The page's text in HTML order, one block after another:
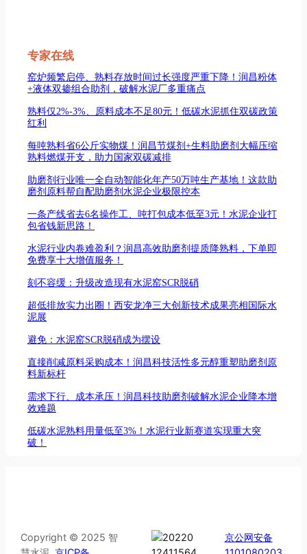
专家在线
窑炉频繁启停、熟料存放时间过长强度严重下降！润昌粉体
+液体双掺组合助剂，破解水泥厂多重痛点
熟料仅2%-3%、原料成本不足80元！低碳水泥抓住双碳政策
红利
每吨熟料省6公斤实物煤！润昌节煤剂+生料助磨剂大幅压缩
熟料燃煤开支，助力国家双碳减排
助磨剂行业唯一全自动智能化年产50万吨生产基地！这款助
磨剂原料帮自配助磨剂水泥企业极限控本
一条产线省去6名操作工、吨打包成本低至3元！水泥企业打
包省钱新思路！
水泥行业内卷难盈利？润昌高效助磨剂提质降熟料，下单即
免费享十大增值服务！
刻不容缓：升级改造现有水泥窑SCR脱硝
超低排放实力出圈！西安龙净三大创新技术成果亮相国际水
泥展
避免：水泥窑SCR脱硝成为摆设
直接削减原料采购成本！润昌科技活性多元醇重塑助磨剂原
料新标杆
需求下行、成本承压！润昌科技助磨剂破解水泥企业降本增
效难题
低碳水泥熟料用量低至3%！水泥行业新赛道实现重大突
破！
Copyright © 2025 智
京公网安备